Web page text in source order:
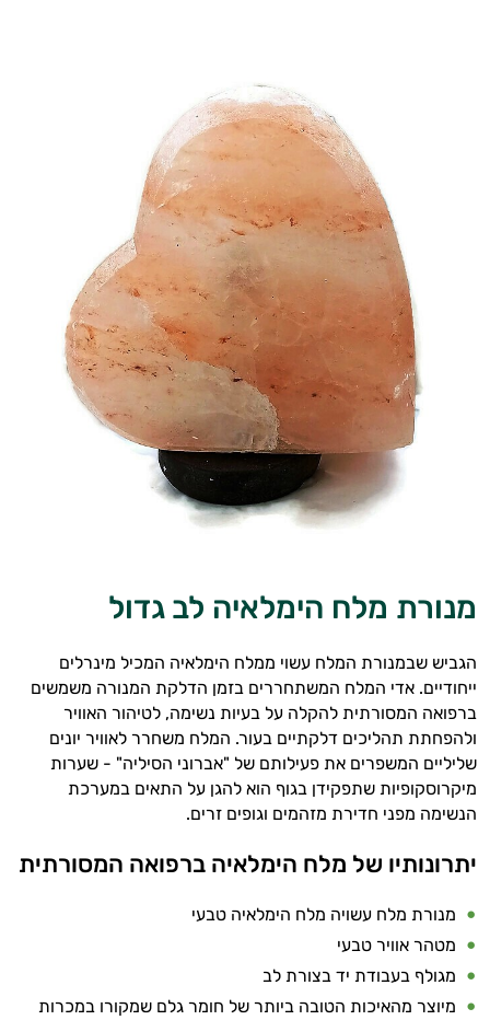
מנורת מלח הימלאיה לב גדול
הגביש שבמנורת המלח עשוי ממלח הימלאיה המכיל מינרלים
ייחודיים. אדי המלח המשתחררים בזמן הדלקת המנורה משמשים
ברפואה המסורתית להקלה על בעיות נשימה, לטיהור האוויר
ולהפחתת תהליכים דלקתיים בעור. המלח משחרר לאוויר יונים
שליליים המשפרים את פעילותם של "אברוני הסיליה" - שערות
מיקרוסקופיות שתפקידן בגוף הוא להגן על התאים במערכת
הנשימה מפני חדירת מזהמים וגופים זרים.
יתרונותיו של מלח הימלאיה ברפואה המסורתית
מנורת מלח עשויה מלח הימלאיה טבעי
מטהר אוויר טבעי
מגולף בעבודת יד בצורת לב
מיוצר מהאיכות הטובה ביותר של חומר גלם שמקורו במכרות